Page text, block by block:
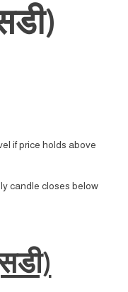
if price holds above
candle closes below